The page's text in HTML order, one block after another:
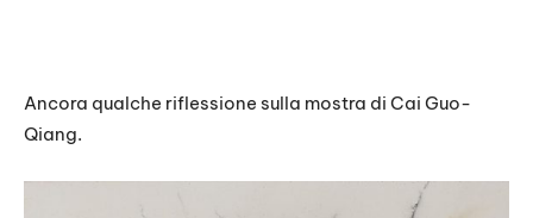
Ancora qualche riflessione sulla mostra di Cai Guo-
Qiang.